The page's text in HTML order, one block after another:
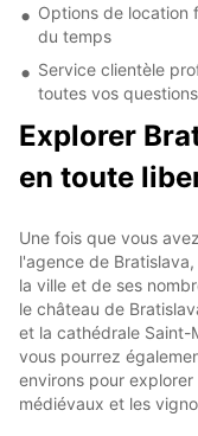
Options de location
du temps
Service clientèle
toutes vos questions
Explorer
en toute
Une fois que vous
l'agence de
la ville et de ses
le château de
et la cathédrale Saint-
vous pourrez
environs pour
médiévaux et les